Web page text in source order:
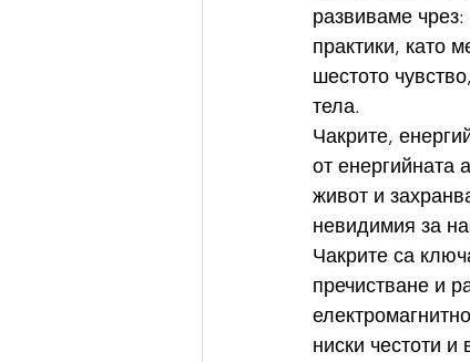
развиваме чрез:
практики, като
шестото
тела.
Чакрите,
от енергийната
живот и
невидимия за
Чакрите са
пречистване и
ниски честоти